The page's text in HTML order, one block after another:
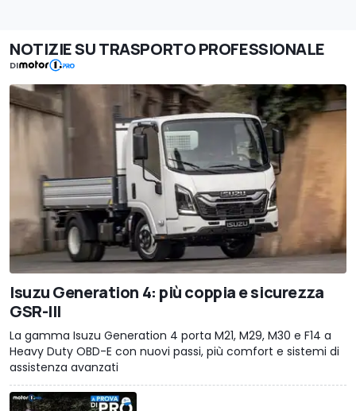
NOTIZIE SU TRASPORTO PROFESSIONALE
DI
Isuzu Generation 4: più coppia e sicurezza
GSR-III
La gamma Isuzu Generation 4 porta M21, M29, M30 e F14 a
Heavy Duty OBD-E con nuovi passi, più comfort e sistemi di
assistenza avanzati